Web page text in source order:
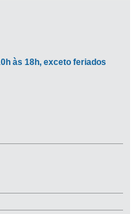
às 18h, exceto feriados